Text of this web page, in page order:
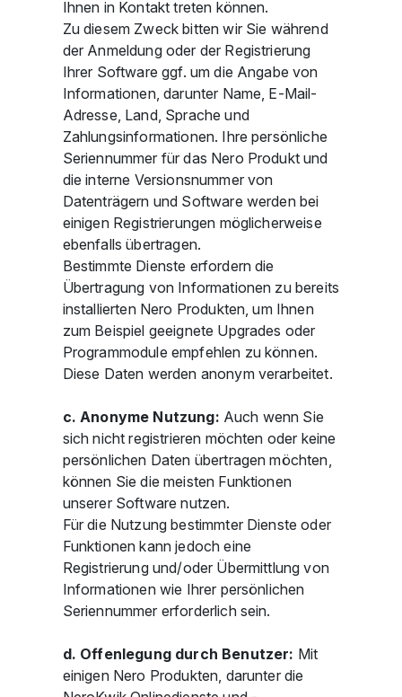
Ihnen in Kontakt treten können.
Zu diesem Zweck bitten wir Sie während
der Anmeldung oder der Registrierung
Ihrer Software ggf. um die Angabe von
Informationen, darunter Name, E-Mail-
Adresse, Land, Sprache und
Zahlungsinformationen. Ihre persönliche
Seriennummer für das Nero Produkt und
die interne Versionsnummer von
Datenträgern und Software werden bei
einigen Registrierungen möglicherweise
ebenfalls übertragen.
Bestimmte Dienste erfordern die
Übertragung von Informationen zu bereits
installierten Nero Produkten, um Ihnen
zum Beispiel geeignete Upgrades oder
Programmodule empfehlen zu können.
Diese Daten werden anonym verarbeitet.
c. Anonyme Nutzung: Auch wenn Sie
sich nicht registrieren möchten oder keine
persönlichen Daten übertragen möchten,
können Sie die meisten Funktionen
unserer Software nutzen.
Für die Nutzung bestimmter Dienste oder
Funktionen kann jedoch eine
Registrierung und/oder Übermittlung von
Informationen wie Ihrer persönlichen
Seriennummer erforderlich sein.
d. Offenlegung durch Benutzer: Mit
einigen Nero Produkten, darunter die